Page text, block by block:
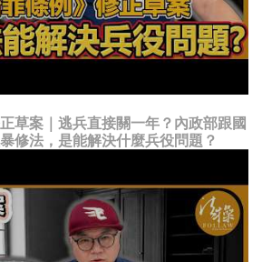
草案｜逃兵直接關一年？內政部跟國
修法，是能解決什麼兵役問題？